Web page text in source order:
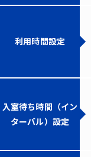
利用時間設定
入室待ち時間（イン
ターバル）設定